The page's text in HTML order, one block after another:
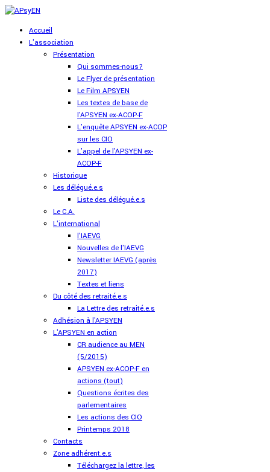
Accueil
L'association
Présentation
Qui sommes-nous?
Le Flyer de présentation
Le Film APSYEN
Les textes de base de
l'APSYEN ex-ACOP-F
L'enquête APSYEN ex-ACOP
sur les CIO
L'appel de l'APSYEN ex-
ACOP-F
Historique
Les délégué.e.s
Liste des délégué.e.s
Le C.A.
L'international
l'IAEVG
Nouvelles de l'IAEVG
Newsletter IAEVG (après
2017)
Textes et liens
Du côté des retraité.e.s
La Lettre des retraité.e.s
Adhésion à l'APSYEN
L'APSYEN en action
CR audience au MEN
(5/2015)
APSYEN ex-ACOP-F en
actions (tout)
Questions écrites des
parlementaires
Les actions des CIO
Printemps 2018
Contacts
Zone adhérent.e.s
Téléchargez la lettre, les